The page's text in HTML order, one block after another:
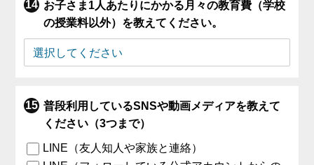
お子さま1人あたりにかかる月々の教育費（学校
の授業料以外）を教えてください。
普段利用しているSNSや動画メディアを教えて
ください（3つまで）
LINE（友人知人や家族と連絡）